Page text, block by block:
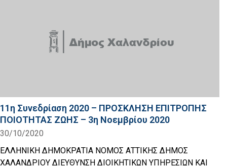
11η Συνεδρίαση 2020 – ΠΡΟΣΚΛΗΣΗ ΕΠΙΤΡΟΠΗΣ
ΠΟΙΟΤΗΤΑΣ ΖΩΗΣ – 3η Νοεμβρίου 2020
30/10/2020
ΕΛΛΗΝΙΚΗ ΔΗΜΟΚΡΑΤΙΑ ΝΟΜΟΣ ΑΤΤΙΚΗΣ ΔΗΜΟΣ
ΧΑΛΑΝΔΡΙΟΥ ΔΙΕΥΘΥΝΣΗ ΔΙΟΙΚΗΤΙΚΩΝ ΥΠΗΡΕΣΙΩΝ ΚΑΙ